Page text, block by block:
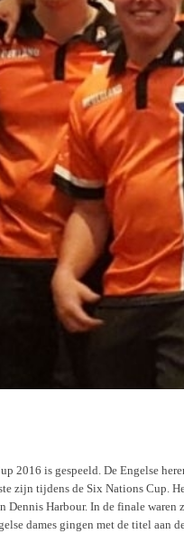
2016 is gespeeld. De Engelse
zijn tijdens de Six Nations Cup.
Dennis Harbour. In de finale
dames gingen met de titel aan